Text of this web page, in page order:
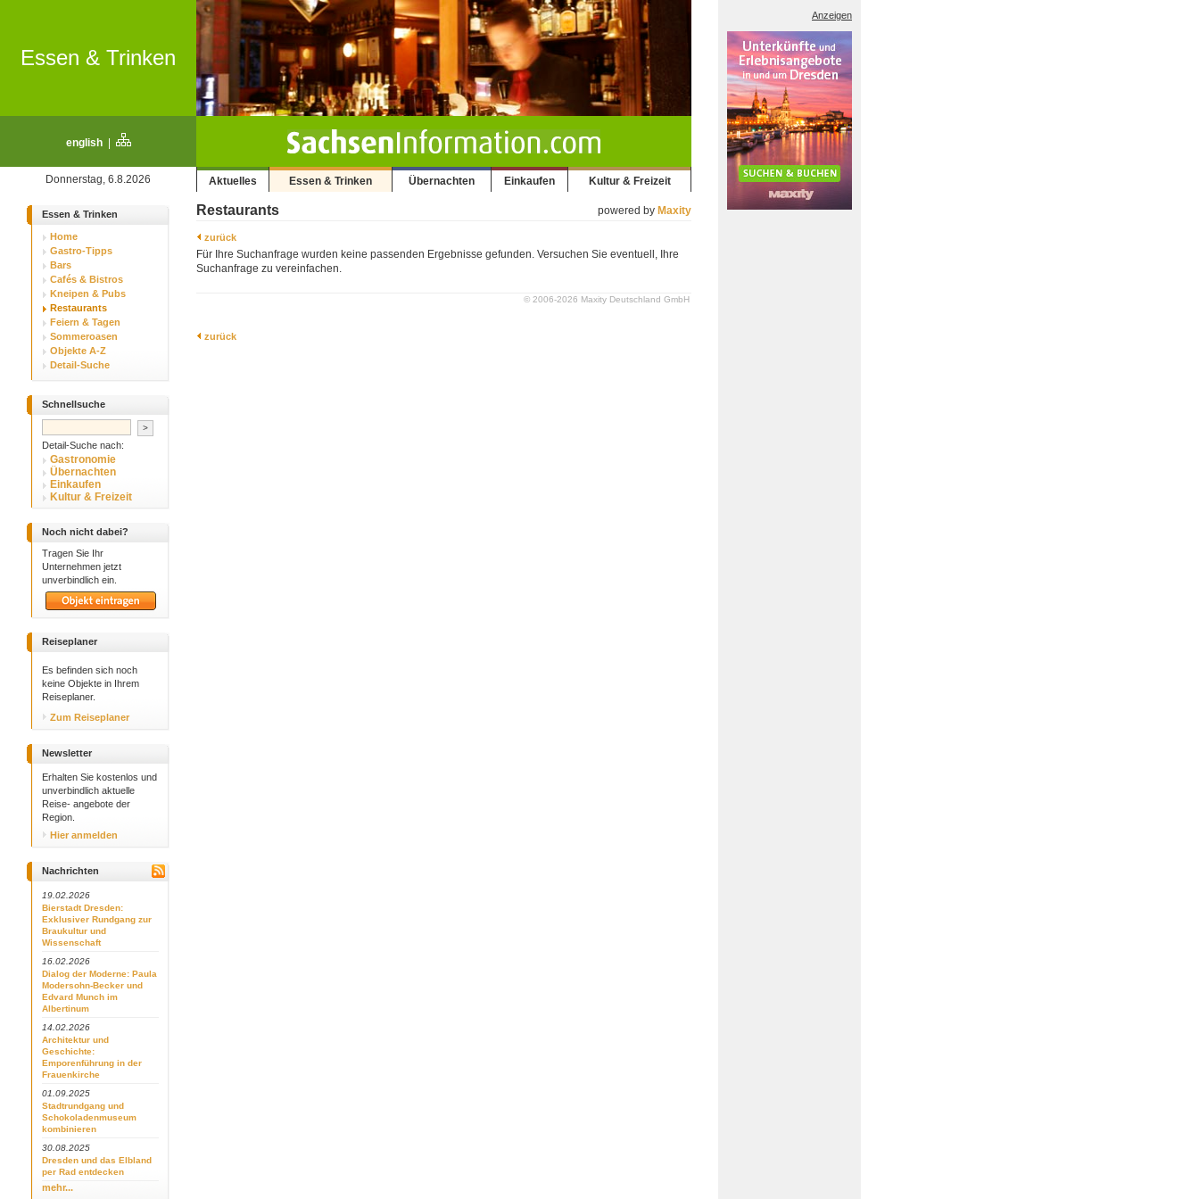
Essen & Trinken
english|
Donnerstag, 6.8.2026 Aktuelles Essen & Trinken Übernachten Einkaufen Kultur & Freizeit
Essen & Trinken
Home
Gastro-Tipps
Bars
Cafés & Bistros
Kneipen & Pubs
Restaurants
Feiern & Tagen
Sommeroasen
Objekte A-Z
Detail-Suche
Schnellsuche
Detail-Suche nach:
Gastronomie
Übernachten
Einkaufen
Kultur & Freizeit
Noch nicht dabei?
Tragen Sie Ihr
Unternehmen jetzt
unverbindlich ein.
Reiseplaner
Es befinden sich noch
keine Objekte in Ihrem
Reiseplaner.
Zum Reiseplaner
Newsletter
Erhalten Sie kostenlos und
unverbindlich aktuelle
Reise- angebote der
Region.
Hier anmelden
Nachrichten
19.02.2026
Bierstadt Dresden:
Exklusiver Rundgang zur
Braukultur und
Wissenschaft
16.02.2026
Dialog der Moderne: Paula
Modersohn-Becker und
Edvard Munch im
Albertinum
14.02.2026
Architektur und
Geschichte:
Emporenführung in der
Frauenkirche
01.09.2025
Stadtrundgang und
Schokoladenmuseum
kombinieren
30.08.2025
Dresden und das Elbland
per Rad entdecken
mehr...
Restaurants powered by Maxity
zurück
Für Ihre Suchanfrage wurden keine passenden Ergebnisse gefunden. Versuchen Sie eventuell, Ihre
Suchanfrage zu vereinfachen.
© 2006-2026 Maxity Deutschland GmbH
zurück
Anzeigen